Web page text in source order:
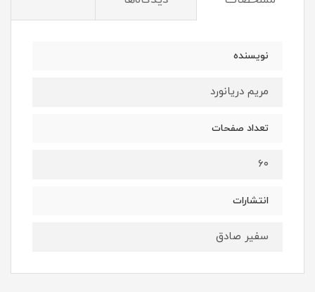
نویسنده
مریم دریانورد
تعداد صفحات
۶۰
انتشارات
سفیر صادق